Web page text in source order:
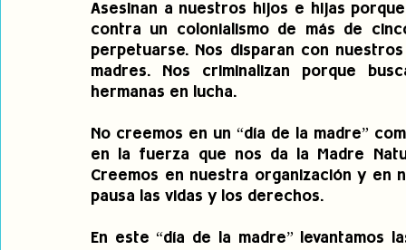
Asesinan a nuestros hijos e hijas
contra un colonialismo de más de
perpetuarse. Nos disparan con
madres. Nos criminalizan porque
hermanas en lucha.
No creemos en un “día de la madre”
en la fuerza que nos da la Madre
Creemos en nuestra organización y en
pausa las vidas y los derechos.
En este “día de la madre” levantamos